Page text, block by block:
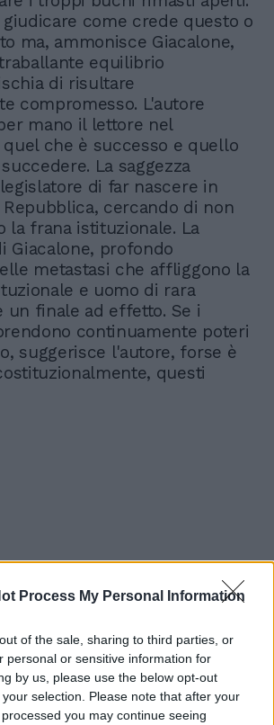
Process My Personal Information
of the sale, sharing to third parties, or
personal or sensitive information for
by us, please use the below opt-out
selection. Please note that after your
you may continue seeing
come crede questo o
ma, ammonisce Giacalone,
equilibrio
di risultare
compromesso. L'autore
mano il lettore nel
che è successo e quello
La saggezza
di far nascere in
cercando di non
la frana istituzionale. La
Giacalone, profondo
metastasi che affliggono la
e uomo di rara
un finale ad effetto. Se i
continuamente poteri
suggerisce l'autore, forse è
questi